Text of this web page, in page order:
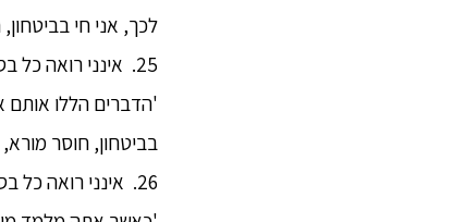
לכך, אני חי
25. אינני רואה
'הדברים הללו אותם
בביטחון, חוסר מורא,
26. אינני רואה